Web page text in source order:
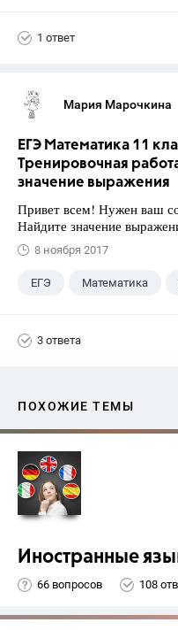
1 ответ
Мария Марочкина
ЕГЭ Математика 11
Тренировочная
значение выражения
Привет всем! Нужен ваш
Найдите значение
8 ноября 2017
ЕГЭ Математика
3 ответа
ПОХОЖИЕ ТЕМЫ
Иностранные
66 вопросов 108